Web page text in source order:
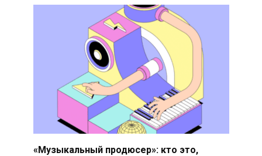
«Музыкальный продюсер»: кто это,